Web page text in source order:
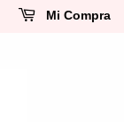
Mi Compra